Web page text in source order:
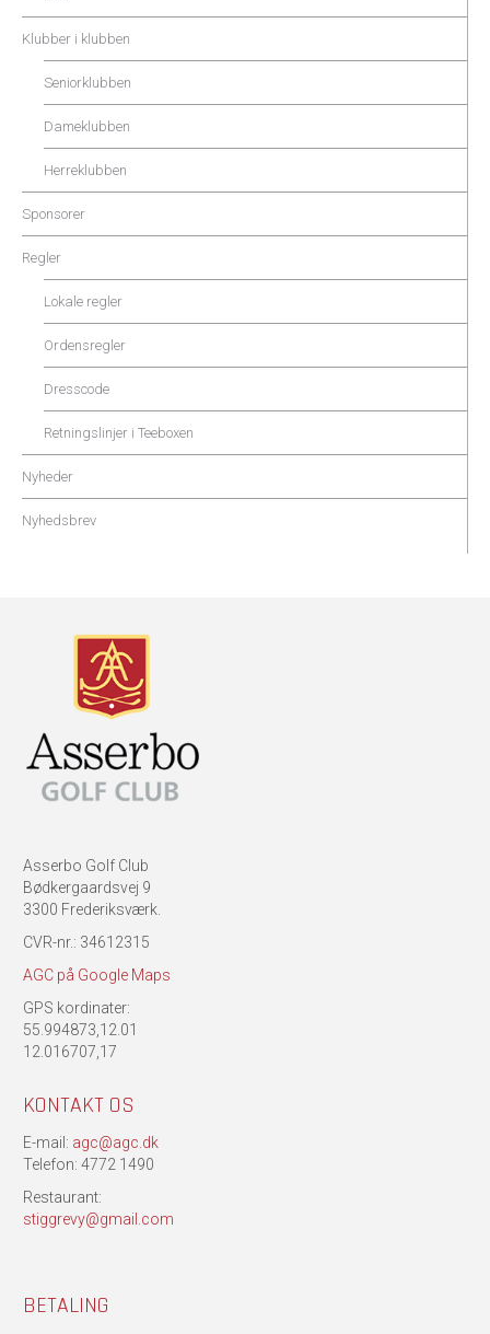
Klubber i klubben
Seniorklubben
Dameklubben
Herreklubben
Sponsorer
Regler
Lokale regler
Ordensregler
Dresscode
Retningslinjer i Teeboxen
Nyheder
Nyhedsbrev
Asserbo Golf Club
Bødkergaardsvej 9
3300 Frederiksværk.
CVR-nr.: 34612315
AGC på Google Maps
GPS kordinater:
55.994873,12.01
12.016707,17
KONTAKT OS
E-mail: agc@agc.dk
Telefon: 4772 1490
Restaurant:
stiggrevy@gmail.com
BETALING